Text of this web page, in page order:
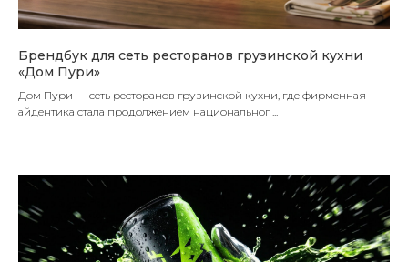
Брендбук для сеть ресторанов грузинской кухни
«Дом Пури»
Дом Пури — сеть ресторанов грузинской кухни, где фирменная
айдентика стала продолжением национальног ...